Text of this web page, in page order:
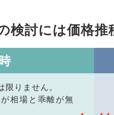
検討には価格推
りません。
相場と乖離が無